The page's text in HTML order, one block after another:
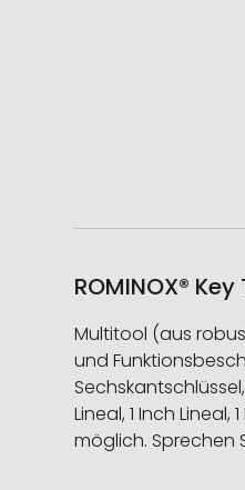
ROMINOX®
Multitool (aus
und
Lineal, 1 Inch
möglich. Sprechen